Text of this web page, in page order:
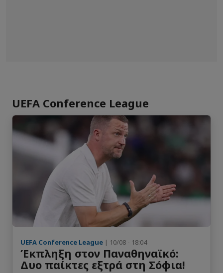
UEFA Conference League
UEFA Conference League | 10/08 - 18:04
Έκπληξη στον Παναθηναϊκό:
Δυο παίκτες εξτρά στη Σόφια!